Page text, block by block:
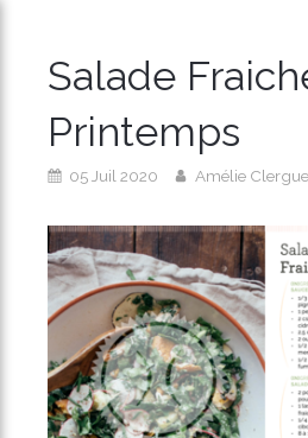
Salade
Printemps
05 Juil 2020 Amélie